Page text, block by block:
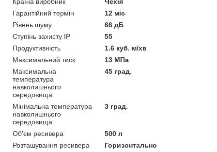
Гарантійний термін
12 міс
Рівень шуму
66 дБ
Ступінь захисту IP
55
Продуктивність
1.6 куб. м/хв
Максимальний тиск
13 МПа
Максимальна
температура
навколишнього
середовища
45 град.
Мінімальна температура
навколишнього
середовища
3 град.
Об'єм ресивера
500 л
Розташування ресивера
Горизонтально